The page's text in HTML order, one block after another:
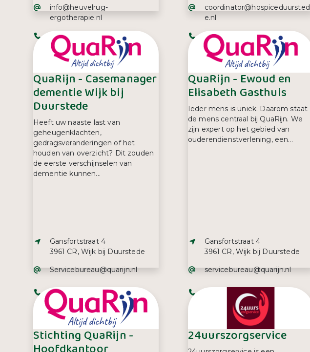
E-mailadres:
info@heuvelrug-
ergotherapie.nl
Telefoonnummer:
06 33 68 94 98
E-mailadres:
coordinator@hospiceduursted
e.nl
Telefoonnummer:
0343 76 91 20
QuaRijn - Casemanager
dementie Wijk bij
Duurstede
Heeft uw naaste last van
geheugenklachten,
gedragsveranderingen of het
houden van overzicht? Dit zouden
de eerste verschijnselen van
dementie kunnen...
Adres:
Gansfortstraat 4
3961 CR, Wijk bij Duurstede
E-mailadres:
Servicebureau@quarijn.nl
Telefoonnummer:
085 488 99 00
QuaRijn - Ewoud en
Elisabeth Gasthuis
Ieder mens is uniek. Daarom staat
de mens centraal bij QuaRijn. We
zijn expert op het gebied van
ouderendienstverlening, een...
Adres:
Gansfortstraat 4
3961 CR, Wijk bij Duurstede
E-mailadres:
servicebureau@quarijn.nl
Telefoonnummer:
085 488 99 00
Stichting QuaRijn - 24uurszorgservice